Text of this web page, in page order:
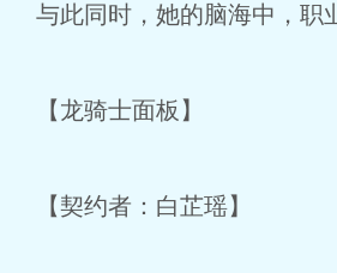
与此同时，她的脑海中，职
【龙骑士面板】
【契约者：白芷瑶】